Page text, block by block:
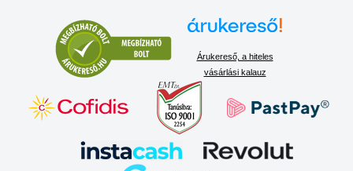
Árukereső, a hiteles
vásárlási kalauz